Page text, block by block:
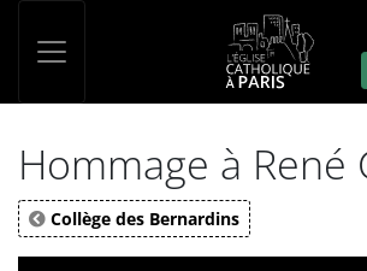
Hommage à René
Collège des Bernardins
Panneau de gestion des cookies